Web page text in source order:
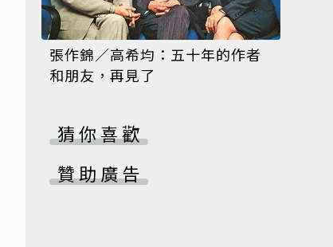
張作錦／高希均：五十年的作者
和朋友，再見了
猜你喜歡
贊助廣告